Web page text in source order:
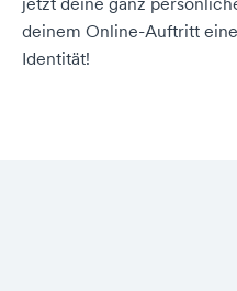
deinem Online-Auftritt
Identität!